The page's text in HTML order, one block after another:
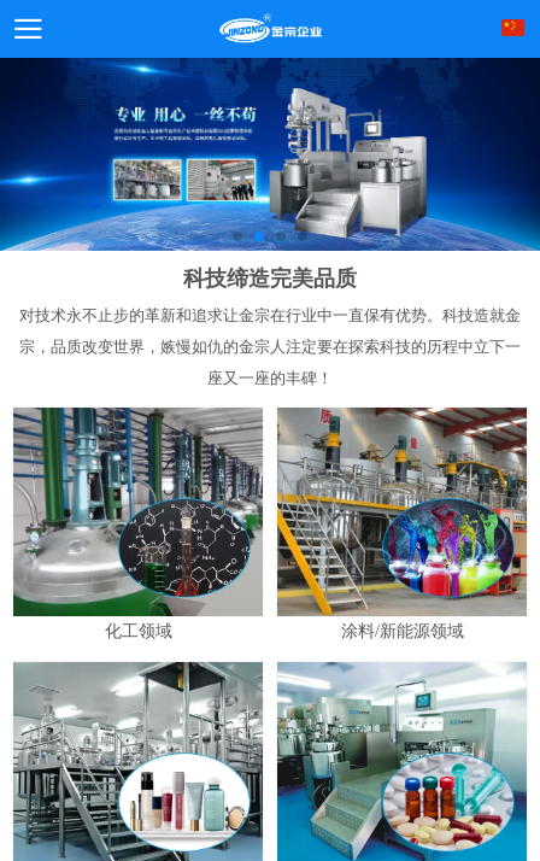
科技缔造完美品质
对技术永不止步的革新和追求让金宗在行业中一直保有优势。科技造就金
宗，品质改变世界，嫉慢如仇的金宗人注定要在探索科技的历程中立下一
座又一座的丰碑！
化工领域 涂料/新能源领域